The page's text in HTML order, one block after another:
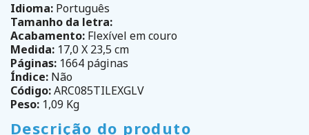
Idioma: Português
Tamanho da letra:
Acabamento: Flexível em couro
Medida: 17,0 X 23,5 cm
Páginas: 1664 páginas
Índice: Não
Código:ARC085TILEXGLV
Peso: 1,09 Kg
Descrição do produto